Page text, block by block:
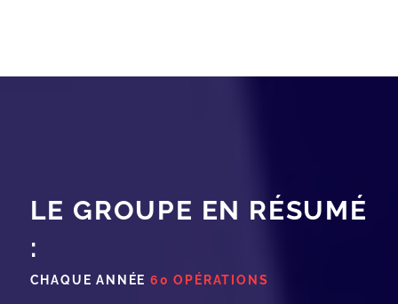
LE GROUPE EN RÉSUMÉ
:
CHAQUE ANNÉE 60 OPÉRATIONS